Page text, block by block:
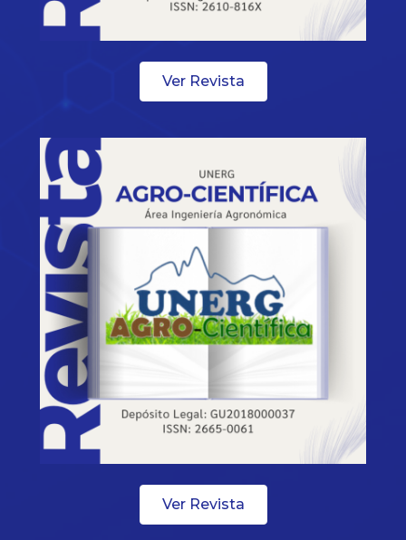
Ver Revista
Ver Revista